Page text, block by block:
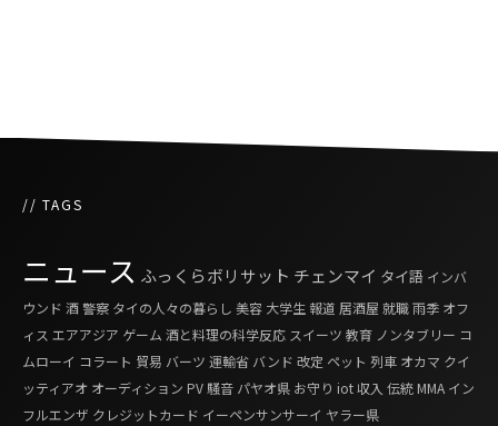
// TAGS
ニュース ふっくらボリサット チェンマイ タイ語 インバ
ウンド 酒警察 タイの人々の暮らし 美容 大学生報道 居酒屋 就職雨季 オフ
ィス エアアジア ゲーム 酒と料理の科学反応 スイーツ 教育 ノンタブリー コ
ムローイ コラート 貿易 バーツ 運輸省 バンド 改定 ペット 列車 オカマ クイ
ッティアオ オーディション PV 騒音 パヤオ県 お守り iot収入 伝統 MMA イン
フルエンザ クレジットカード イーペンサンサーイ ヤラー県